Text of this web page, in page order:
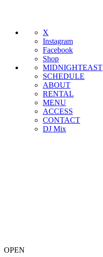
X
Instagram
Facebook
Shop
MIDNIGHTEAST
SCHEDULE
ABOUT
RENTAL
MENU
ACCESS
CONTACT
DJ Mix
OPEN